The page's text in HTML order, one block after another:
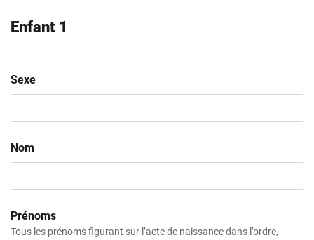
Enfant 1
Sexe
Nom
Prénoms
Tous les prénoms figurant sur l’acte de naissance dans l’ordre,